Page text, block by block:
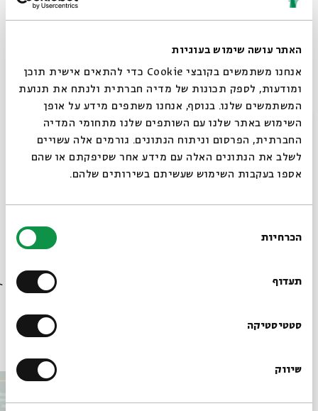
האתר עושה שימוש בעוגיות
אנחנו משתמשים בקובצי Cookie כדי להתאים אישית תוכן
ומודעות, לספק תכונות של מדיה חברתית ולנתח את תנועת
המשתמשים שלנו. בנוסף, אנחנו משתפים מידע על אופן
השימוש באתר שלנו עם השותפים שלנו מתחומי המדיה
החברתית, הפרסום וניתוח הנתונים. גורמים אלה עשויים
לשלב את הנתונים האלה עם מידע אחר שסיפקתם או שהם
אספו בעקבות השימוש שעשיתם בשירותים שלהם.
הסכמה
הכרחיות
תעדוף
סטטיסטיקה
שיווק
כל מי שרוכש כרטיס לאירוע המרכזי, בכל אחד מהימים, זכאי
לקבל כרטיס נוסף ללא תשלום, לאחד מהאירועים הנוספים
לשיר תחת המכבש: הגיע הזמן לנפץ את המיתוסים של שירת
העבדים
שיתוף הוספה ליומן הרשמה לאירועים דומים
דיוואן הלב
סגור